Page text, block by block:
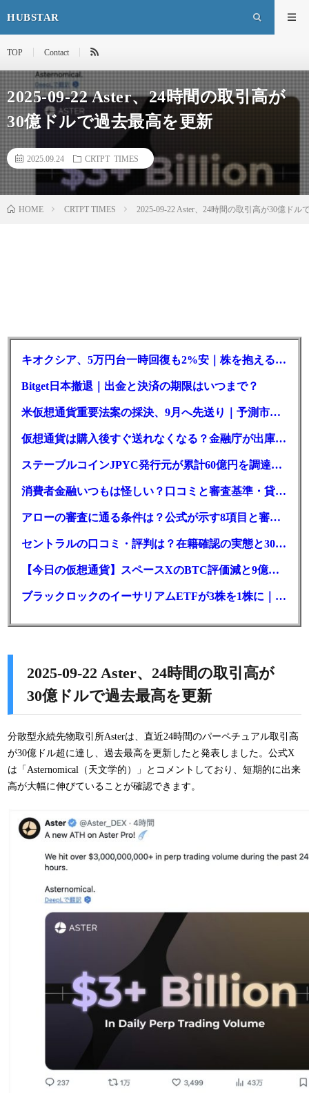
HUBSTAR
TOP Contact
2025-09-22 Aster、24時間の取引高が
30億ドルで過去最高を更新
2025.09.24 CRTPT TIMES
HOME CRTPT TIMES 2025-09-22 Aster、24時間の取引高が30億ドル
キオクシア、5万円台一時回復も2%安｜株を抱える東芝は純利益30倍
Bitget日本撤退｜出金と決済の期限はいつまで？
米仮想通貨重要法案の採決、9月へ先送り｜予測市場の成立確率は14%に
仮想通貨は購入後すぐ送れなくなる？金融庁が出庫制限を要請
ステーブルコインJPYC発行元が累計60億円を調達、物流大手も出資参画
消費者金融いつもは怪しい？口コミと審査基準・貸付条件を調査
アローの審査に通る条件は？公式が示す8項目と審査時間
セントラルの口コミ・評判は？在籍確認の実態と30日金利0円の落とし穴
【今日の仮想通貨】スペースXのBTC評価減と9億株の解禁。208億円相当のBTCが盗難
ブラックロックのイーサリアムETFが3株を1株に｜年初来37%安
2025-09-22 Aster、24時間の取引高が
30億ドルで過去最高を更新
分散型永続先物取引所Asterは、直近24時間のパーペチュアル取引高
が30億ドル超に達し、過去最高を更新したと発表しました。公式X
は「Asternomical（天文学的）」とコメントしており、短期的に出来
高が大幅に伸びていることが確認できます。